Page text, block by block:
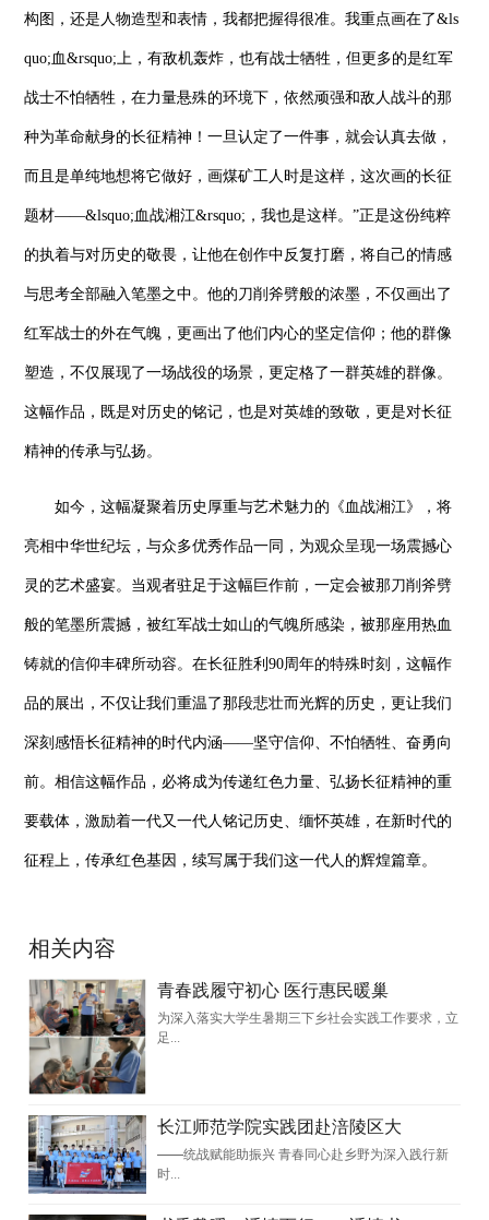
构图，还是人物造型和表情，我都把握得很准。我重点画在了&ls
quo;血&rsquo;上，有敌机轰炸，也有战士牺牲，但更多的是红军
战士不怕牺牲，在力量悬殊的环境下，依然顽强和敌人战斗的那
种为革命献身的长征精神！一旦认定了一件事，就会认真去做，
而且是单纯地想将它做好，画煤矿工人时是这样，这次画的长征
题材——&lsquo;血战湘江&rsquo;，我也是这样。”正是这份纯粹
的执着与对历史的敬畏，让他在创作中反复打磨，将自己的情感
与思考全部融入笔墨之中。他的刀削斧劈般的浓墨，不仅画出了
红军战士的外在气魄，更画出了他们内心的坚定信仰；他的群像
塑造，不仅展现了一场战役的场景，更定格了一群英雄的群像。
这幅作品，既是对历史的铭记，也是对英雄的致敬，更是对长征
精神的传承与弘扬。
如今，这幅凝聚着历史厚重与艺术魅力的《血战湘江》，将
亮相中华世纪坛，与众多优秀作品一同，为观众呈现一场震撼心
灵的艺术盛宴。当观者驻足于这幅巨作前，一定会被那刀削斧劈
般的笔墨所震撼，被红军战士如山的气魄所感染，被那座用热血
铸就的信仰丰碑所动容。在长征胜利90周年的特殊时刻，这幅作
品的展出，不仅让我们重温了那段悲壮而光辉的历史，更让我们
深刻感悟长征精神的时代内涵——坚守信仰、不怕牺牲、奋勇向
前。相信这幅作品，必将成为传递红色力量、弘扬长征精神的重
要载体，激励着一代又一代人铭记历史、缅怀英雄，在新时代的
征程上，传承红色基因，续写属于我们这一代人的辉煌篇章。
相关内容
青春践履守初心 医行惠民暖巢
为深入落实大学生暑期三下乡社会实践工作要求，立
足...
长江师范学院实践团赴涪陵区大
——统战赋能助振兴 青春同心赴乡野为深入践行新
时...